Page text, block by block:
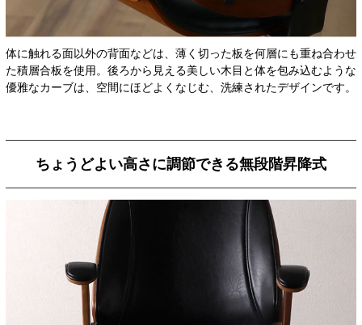
体に触れる面以外の背面などは、薄く切った板を何層にも重ね合わせ
た積層合板を使用。後ろから見える美しい木目と体を包み込むような
優雅なカーブは、空間にほどよくなじむ、洗練されたデザインです。
ちょうどよい高さに調節できる無段階昇降式